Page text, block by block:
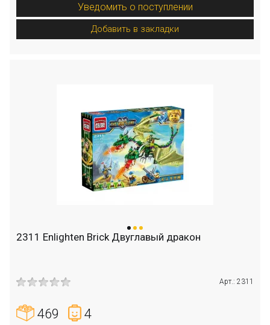
Уведомить о поступлении
Добавить в закладки
2311 Enlighten Brick Двуглавый дракон
Арт.: 2311
469 4